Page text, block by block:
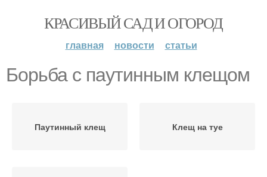
КРАСИВЫЙ САД И ОГОРОД
главная новости статьи
Борьба с паутинным клещом
Паутинный клещ Клещ на туе